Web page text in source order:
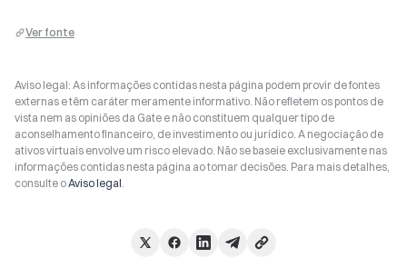
Ver fonte
Aviso legal: As informações contidas nesta página podem provir de fontes
externas e têm caráter meramente informativo. Não refletem os pontos de
vista nem as opiniões da Gate e não constituem qualquer tipo de
aconselhamento financeiro, de investimento ou jurídico. A negociação de
ativos virtuais envolve um risco elevado. Não se baseie exclusivamente nas
informações contidas nesta página ao tomar decisões. Para mais detalhes,
consulte oAviso legal.